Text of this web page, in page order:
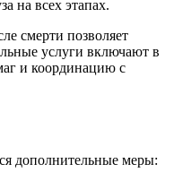
на всех этапах.
смерти позволяет
услуги включают в
и координацию с
дополнительные меры: